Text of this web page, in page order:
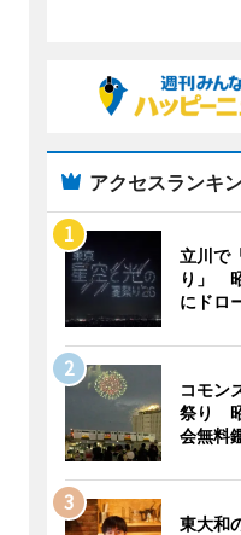
アクセスランキ
立川で
り」
にドロ
コモン
祭り
会無料
東大和